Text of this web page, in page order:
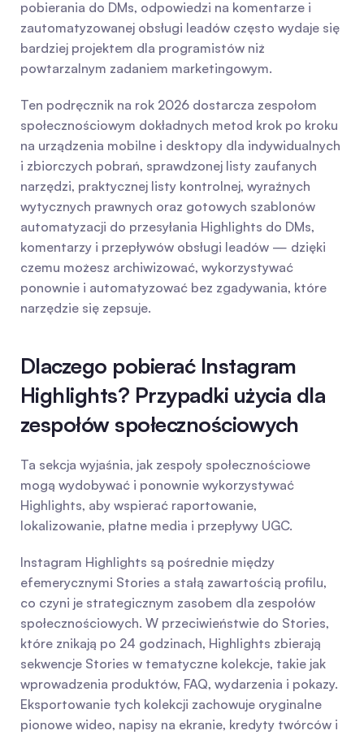
pobierania do DMs, odpowiedzi na komentarze i
zautomatyzowanej obsługi leadów często wydaje się
bardziej projektem dla programistów niż
powtarzalnym zadaniem marketingowym.
Ten podręcznik na rok 2026 dostarcza zespołom
społecznościowym dokładnych metod krok po kroku
na urządzenia mobilne i desktopy dla indywidualnych
i zbiorczych pobrań, sprawdzonej listy zaufanych
narzędzi, praktycznej listy kontrolnej, wyraźnych
wytycznych prawnych oraz gotowych szablonów
automatyzacji do przesyłania Highlights do DMs,
komentarzy i przepływów obsługi leadów — dzięki
czemu możesz archiwizować, wykorzystywać
ponownie i automatyzować bez zgadywania, które
narzędzie się zepsuje.
Dlaczego pobierać Instagram
Highlights? Przypadki użycia dla
zespołów społecznościowych
Ta sekcja wyjaśnia, jak zespoły społecznościowe
mogą wydobywać i ponownie wykorzystywać
Highlights, aby wspierać raportowanie,
lokalizowanie, płatne media i przepływy UGC.
Instagram Highlights są pośrednie między
efemerycznymi Stories a stałą zawartością profilu,
co czyni je strategicznym zasobem dla zespołów
społecznościowych. W przeciwieństwie do Stories,
które znikają po 24 godzinach, Highlights zbierają
sekwencje Stories w tematyczne kolekcje, takie jak
wprowadzenia produktów, FAQ, wydarzenia i pokazy.
Eksportowanie tych kolekcji zachowuje oryginalne
pionowe wideo, napisy na ekranie, kredyty twórców i